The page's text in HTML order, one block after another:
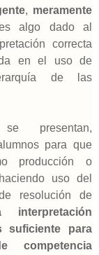
, meramente
algo dado al
correcta
en el uso de
de las
presentan,
para que
producción o
uso del
resolución de
suficiente para
competencia